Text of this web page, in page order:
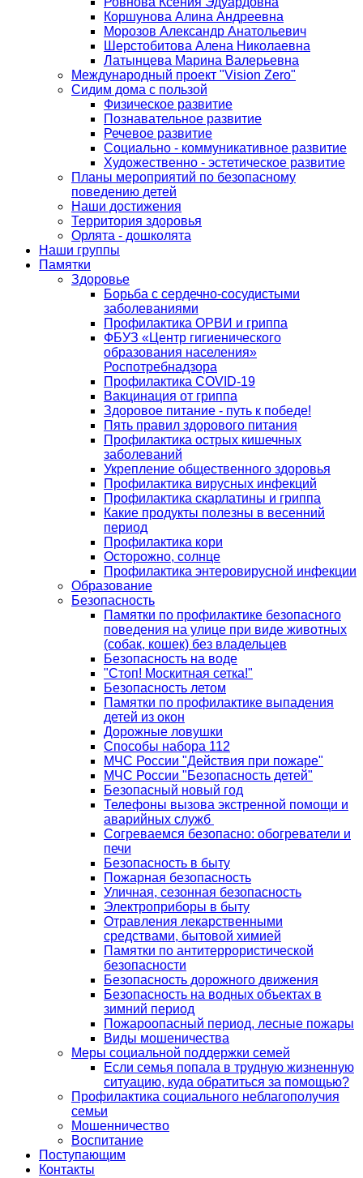
Коршунова Алина Андреевна
Морозов Александр Анатольевич
Шерстобитова Алена Николаевна
Латынцева Марина Валерьевна
Международный проект "Vision Zero"
Сидим дома с пользой
Физическое развитие
Познавательное развитие
Речевое развитие
Социально - коммуникативное развитие
Художественно - эстетическое развитие
Планы мероприятий по безопасному
поведению детей
Наши достижения
Территория здоровья
Орлята - дошколята
Наши группы
Памятки
Здоровье
Борьба с сердечно-сосудистыми
заболеваниями
Профилактика ОРВИ и гриппа
ФБУЗ «Центр гигиенического
образования населения»
Роспотребнадзора
Профилактика COVID-19
Вакцинация от гриппа
Здоровое питание - путь к победе!
Пять правил здорового питания
Профилактика острых кишечных
заболеваний
Укрепление общественного здоровья
Профилактика вирусных инфекций
Профилактика скарлатины и гриппа
Какие продукты полезны в весенний
период
Профилактика кори
Осторожно, солнце
Профилактика энтеровирусной инфекции
Образование
Безопасность
Памятки по профилактике безопасного
поведения на улице при виде животных
(собак, кошек) без владельцев
Безопасность на воде
"Стоп! Москитная сетка!"
Безопасность летом
Памятки по профилактике выпадения
детей из окон
Дорожные ловушки
Способы набора 112
МЧС России "Действия при пожаре"
МЧС России "Безопасность детей"
Безопасный новый год
Телефоны вызова экстренной помощи и
аварийных служб
Согреваемся безопасно: обогреватели и
печи
Безопасность в быту
Пожарная безопасность
Уличная, сезонная безопасность
Электроприборы в быту
Отравления лекарственными
средствами, бытовой химией
Памятки по антитеррористической
безопасности
Безопасность дорожного движения
Безопасность на водных объектах в
зимний период
Пожароопасный период, лесные пожары
Виды мошеничества
Меры социальной поддержки семей
Если семья попала в трудную жизненную
ситуацию, куда обратиться за помощью?
Профилактика социального неблагополучия
семьи
Мошенничество
Воспитание
Поступающим
Контакты